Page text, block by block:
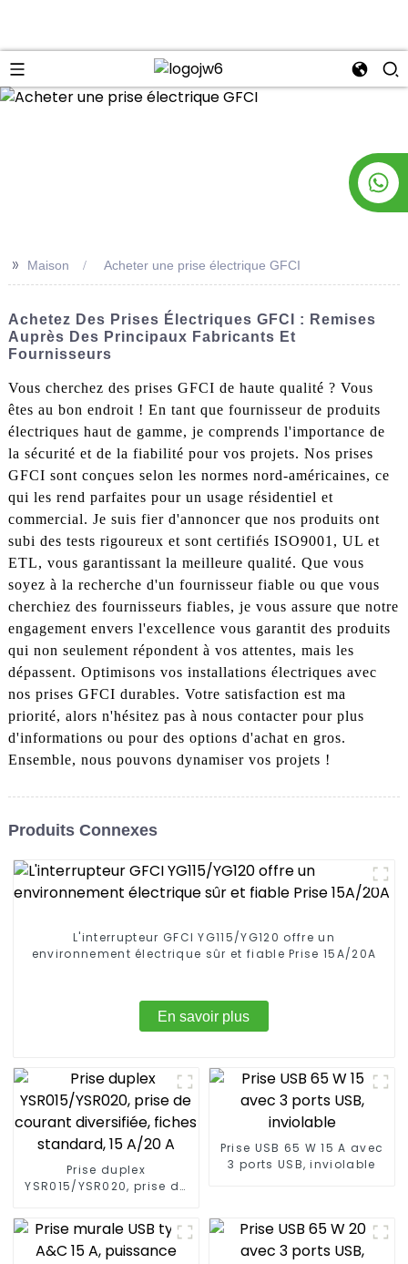
>> Maison Acheter une prise électrique GFCI
Achetez Des Prises Électriques GFCI : Remises
Auprès Des Principaux Fabricants Et
Fournisseurs
Vous cherchez des prises GFCI de haute qualité ? Vous
êtes au bon endroit ! En tant que fournisseur de produits
électriques haut de gamme, je comprends l'importance de
la sécurité et de la fiabilité pour vos projets. Nos prises
GFCI sont conçues selon les normes nord-américaines, ce
qui les rend parfaites pour un usage résidentiel et
commercial. Je suis fier d'annoncer que nos produits ont
subi des tests rigoureux et sont certifiés ISO9001, UL et
ETL, vous garantissant la meilleure qualité. Que vous
soyez à la recherche d'un fournisseur fiable ou que vous
cherchiez des fournisseurs fiables, je vous assure que notre
engagement envers l'excellence vous garantit des produits
qui non seulement répondent à vos attentes, mais les
dépassent. Optimisons vos installations électriques avec
nos prises GFCI durables. Votre satisfaction est ma
priorité, alors n'hésitez pas à nous contacter pour plus
d'informations ou pour des options d'achat en gros.
Ensemble, nous pouvons dynamiser vos projets !
Produits Connexes
L'interrupteur GFCI YG115/YG120 offre un
environnement électrique sûr et fiable Prise 15A/20A
En savoir plus
Prise duplex
YSR015/YSR020, prise de
fiches standard, 15 A/20
A
Prise USB 65 W 15 A avec
3 ports USB, inviolable